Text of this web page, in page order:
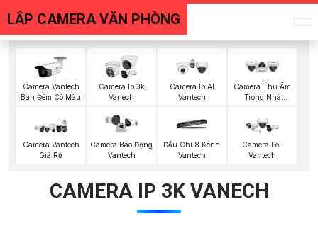
LẮP CAMERA VĂN PHÒNG
Camera Vantech
Ban Đêm Có Màu
Camera Ip 3k
Vanech
Camera Ip AI
Vantech
Camera Thu Âm
Trong Nhà
Camera Vantech
Giá Rẻ
Camera Báo Động
Vantech
Đầu Ghi 8 Kênh
Vantech
Camera PoE
Vantech
CAMERA IP 3K VANECH